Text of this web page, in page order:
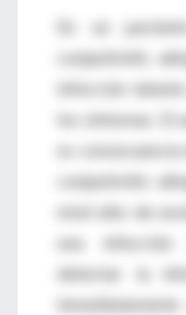
En un
conjuntivitis
infección
los síntomas. El
es
conjuntivitis
nivel alto de
una infección
detectar la